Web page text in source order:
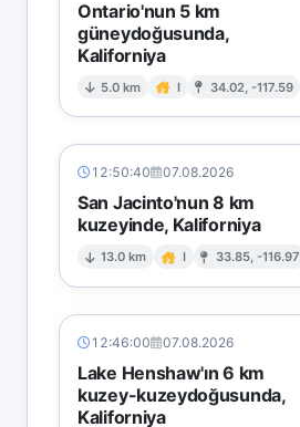
Ontario'nun 5 km
güneydoğusunda,
Kaliforniya
5.0 km I 34.02, -117.59
12:50:40 07.08.2026
San Jacinto'nun 8 km
kuzeyinde, Kaliforniya
13.0 km I 33.85, -116.97
12:46:00 07.08.2026
Lake Henshaw'ın 6 km
kuzey-kuzeydoğusunda,
Kaliforniya